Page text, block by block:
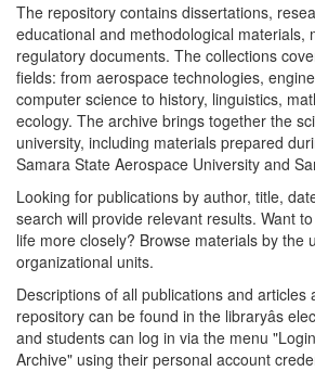
The repository contains dissertations,
educational and methodological materials,
regulatory documents. The collections
fields: from aerospace technologies,
computer science to history, linguistics,
ecology. The archive brings together the
university, including materials prepared
Samara State Aerospace University and
Looking for publications by author, title,
search will provide relevant results. Want
life more closely? Browse materials by the
organizational units.
Descriptions of all publications and articles
repository can be found in the libraryâs
and students can log in via the menu
Archive" using their personal account